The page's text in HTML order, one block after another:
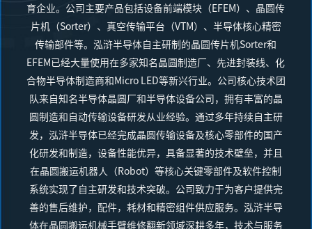
育企业。公司主要产品包括设备前端模块（EFEM）、晶圆传
片机（Sorter）、真空传输平台（VTM）、半导体核心精密
传输部件等。泓浒半导体自主研制的晶圆传片机Sorter和
EFEM已经大量使用在多家知名晶圆制造厂、先进封装线、化
合物半导体制造商和Micro LED等新兴行业。公司核心技术团
队来自知名半导体晶圆厂和半导体设备公司，拥有丰富的晶
圆制造和自动传输设备研发从业经验。通过多年持续自主研
发，泓浒半导体已经完成晶圆传输设备及核心零部件的国产
化研发和制造，设备性能优异，具备显著的技术壁垒，并且
在晶圆搬运机器人（Robot）等核心关键零部件及软件控制
系统实现了自主研发和技术突破。公司致力于为客户提供完
善的售后维护，配件，耗材和精密组件供应服务。泓浒半导
体在晶圆搬运机械手臂维修翻新领域深耕多年，技术与服务